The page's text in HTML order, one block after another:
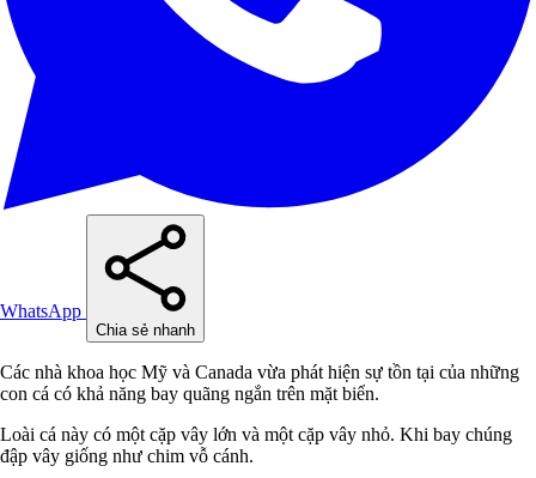
WhatsApp
Chia sẻ nhanh
Các nhà khoa học Mỹ và Canada vừa phát hiện sự tồn tại của những
con cá có khả năng bay quãng ngắn trên mặt biển.
Loài cá này có một cặp vây lớn và một cặp vây nhỏ. Khi bay chúng
đập vây giống như chim vỗ cánh.